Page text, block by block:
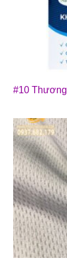
#10